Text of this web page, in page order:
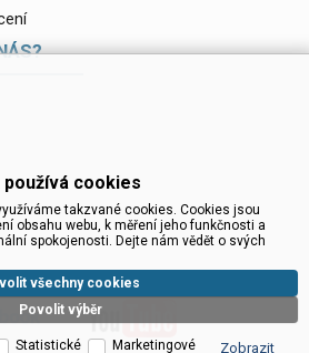
cookies
takzvané cookies. Cookies jsou
obsahu webu, k měření jeho funkčnosti a
spokojenosti. Dejte nám vědět o svých
Povolit výběr
všechny cookies
Statistické Marketingové Zobrazit